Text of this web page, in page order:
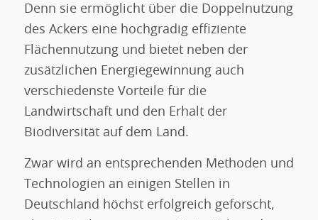
Denn sie ermöglicht über die Doppelnutzung
des Ackers eine hochgradig effiziente
Flächennutzung und bietet neben der
zusätzlichen Energiegewinnung auch
verschiedenste Vorteile für die
Landwirtschaft und den Erhalt der
Biodiversität auf dem Land.
Zwar wird an entsprechenden Methoden und
Technologien an einigen Stellen in
Deutschland höchst erfolgreich geforscht,